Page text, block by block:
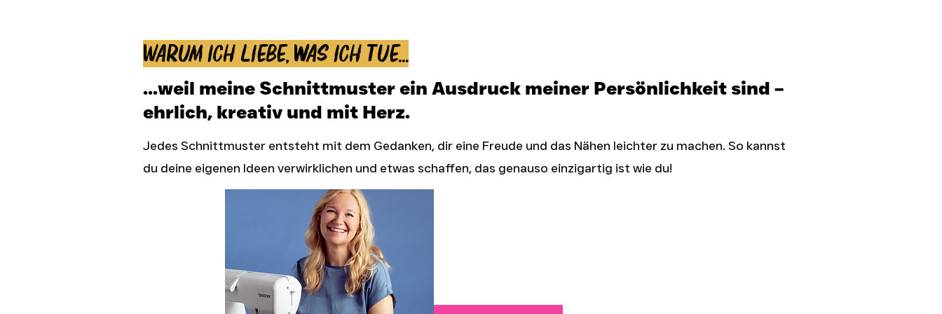
Warum ich liebe, was ich tue...
...weil meine Schnittmuster ein Ausdruck meiner Persönlichkeit sind –
ehrlich, kreativ und mit Herz.
Jedes Schnittmuster entsteht mit dem Gedanken, dir eine Freude und das Nähen leichter zu machen. So kannst
du deine eigenen Ideen verwirklichen und etwas schaffen, das genauso einzigartig ist wie du!